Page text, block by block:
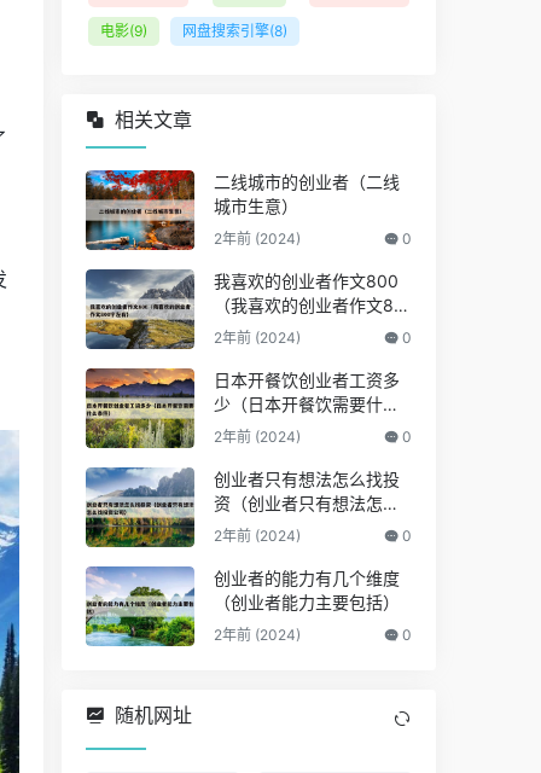
电影(9) 网盘搜索引擎(8)
相关文章
二线城市的创业者（二线
城市生意）
2年前 (2024) 0
我喜欢的创业者作文800
（我喜欢的创业者作文80
0字左右）
2年前 (2024) 0
日本开餐饮创业者工资多
少（日本开餐饮需要什么
条件）
2年前 (2024) 0
创业者只有想法怎么找投
资（创业者只有想法怎么
找投资公司）
2年前 (2024) 0
创业者的能力有几个维度
（创业者能力主要包括）
2年前 (2024) 0
随机网址